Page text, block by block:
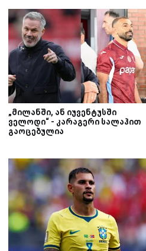
„მილანში, ან იუვენტუსში
ველოდი“ - კარაგერი სალაჰით
გაოცებულია